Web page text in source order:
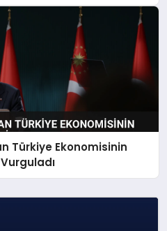
Türkiye Ekonomisinin